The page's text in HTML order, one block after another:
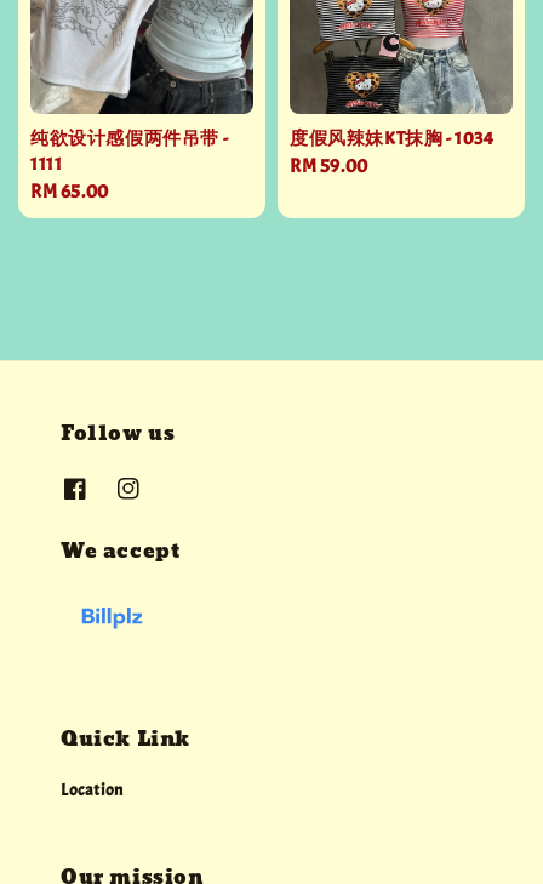
纯欲设计感假两件吊带 -
1111
Regular
price
RM 65.00
度假风辣妹KT抹胸 - 1034
Regular
RM 59.00
Follow us
We accept
Quick Link
Location